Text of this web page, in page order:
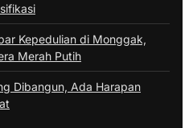
Kepedulian di Monggak,
Merah Putih
Dibangun, Ada Harapan